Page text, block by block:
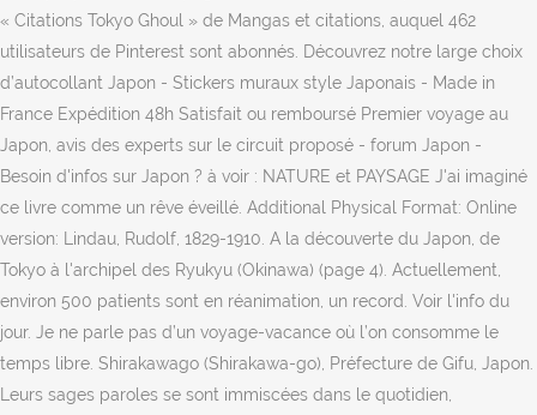
« Citations Tokyo Ghoul » de Mangas et citations, auquel 462
utilisateurs de Pinterest sont abonnés. Découvrez notre large choix
d’autocollant Japon - Stickers muraux style Japonais - Made in
France Expédition 48h Satisfait ou remboursé Premier voyage au
Japon, avis des experts sur le circuit proposé - forum Japon -
Besoin d'infos sur Japon ? à voir : NATURE et PAYSAGE J'ai imaginé
ce livre comme un rêve éveillé. Additional Physical Format: Online
version: Lindau, Rudolf, 1829-1910. A la découverte du Japon, de
Tokyo à l'archipel des Ryukyu (Okinawa) (page 4). Actuellement,
environ 500 patients sont en réanimation, un record. Voir l'info du
jour. Je ne parle pas d’un voyage-vacance où l’on consomme le
temps libre. Shirakawago (Shirakawa-go), Préfecture de Gifu, Japon.
Leurs sages paroles se sont immiscées dans le quotidien,